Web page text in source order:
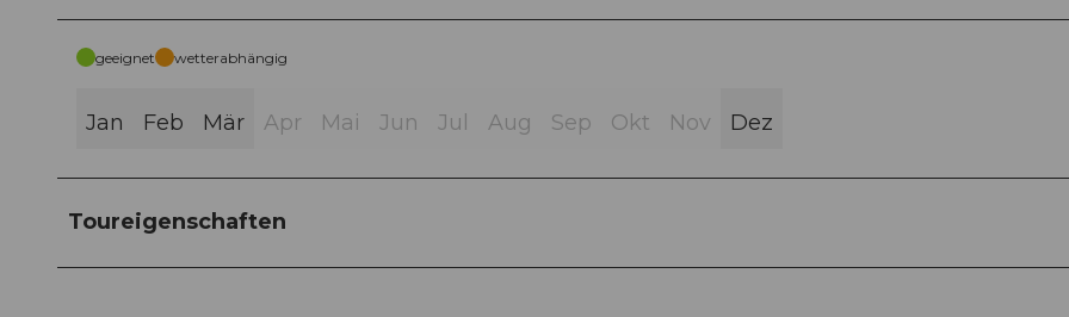
geeignet wetterabhängig
Jan Feb Mär Apr Mai Jun Jul Aug Sep Okt Nov Dez
Toureigenschaften